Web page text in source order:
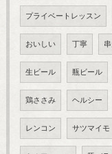
プライベートレッスン
おいしい 丁寧
生ビール 瓶ビール
鶏ささみ ヘルシー
レンコン サツマイモ